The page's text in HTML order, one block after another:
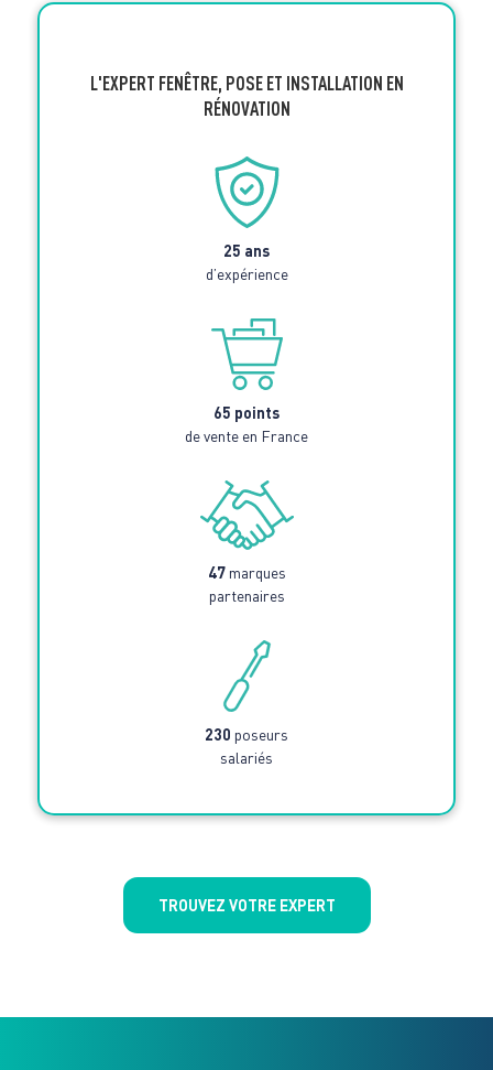
L'EXPERT FENÊTRE, POSE ET INSTALLATION EN
RÉNOVATION
25 ans
d’expérience
65 points
de vente en France
47marques
partenaires
230 poseurs
salariés
TROUVEZ VOTRE EXPERT